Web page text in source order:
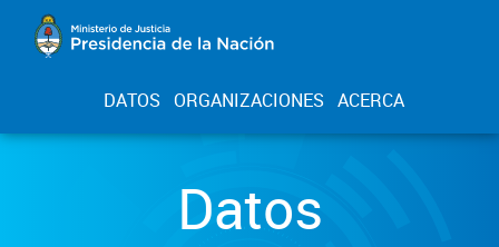
DATOS ORGANIZACIONES ACERCA
Datos